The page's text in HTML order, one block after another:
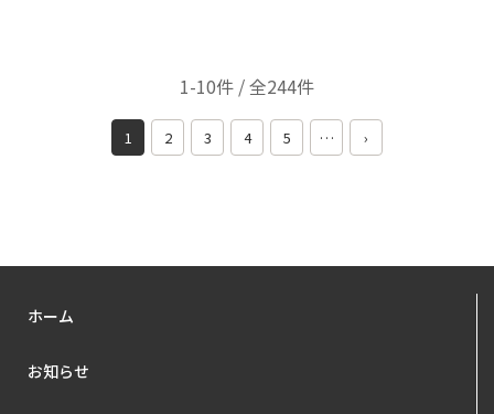
1-10件 / 全244件
1 2 3 4 5 … ›
ホーム
お知らせ